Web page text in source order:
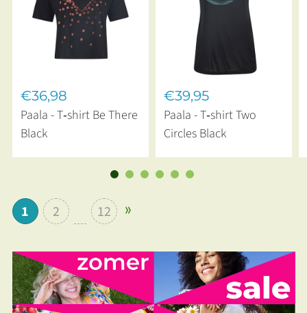
€36,98
Paala - T‑shirt Be There
Black
€39,95
Paala - T‑shirt Two
Circles Black
1 2 12